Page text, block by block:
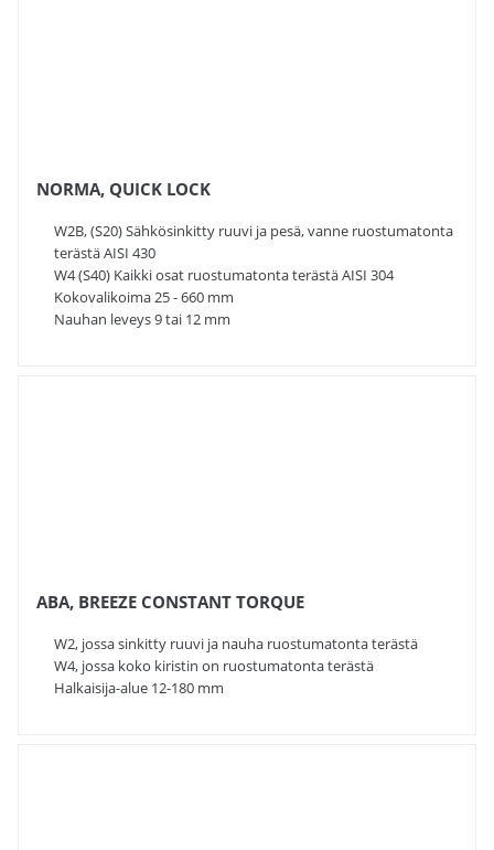
NORMA, QUICK LOCK
W2B, (S20) Sähkösinkitty ruuvi ja pesä, vanne ruostumatonta
terästä AISI 430
W4 (S40) Kaikki osat ruostumatonta terästä AISI 304
Kokovalikoima 25 - 660 mm
Nauhan leveys 9 tai 12 mm
ABA, BREEZE CONSTANT TORQUE
W2, jossa sinkitty ruuvi ja nauha ruostumatonta terästä
W4, jossa koko kiristin on ruostumatonta terästä
Halkaisija-alue 12-180 mm